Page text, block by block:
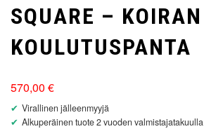
SQUARE – KOIRAN
KOULUTUSPANTA
570,00 €
Virallinen jälleenmyyjä
Alkuperäinen tuote 2 vuoden valmistajatakuulla